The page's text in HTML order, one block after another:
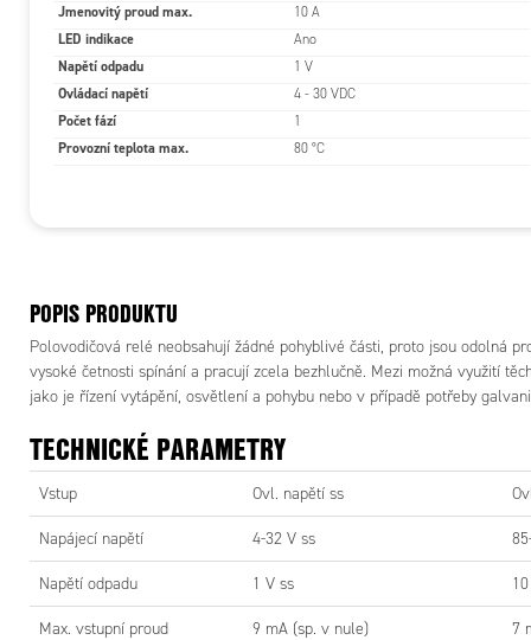
Špičkový
proud 1
napětí V
Tepelný
Jmenovitý proud max. 10 A
LED indikace Ano
Napětí odpadu 1 V
Ovládací napětí 4 - 30 VDC
Počet fází 1
Provozní teplota max. 80 °C
POPIS PRODUKTU
Polovodičová relé neobsahují žádné pohyblivé části, proto jsou odolná
vysoké četnosti spínání a pracují zcela bezhlučně. Mezi možná využití
jako je řízení vytápění, osvětlení a pohybu nebo v případě potřeby
TECHNICKÉ PARAMETRY
Vstup Ovl. napětí ss
Napájecí napětí 4-32 V ss
Napětí odpadu 1 V ss
Max. vstupní proud
9 mA (sp. v nule)
7